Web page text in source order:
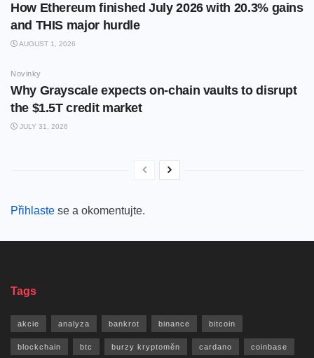
How Ethereum finished July 2026 with 20.3% gains
and THIS major hurdle
AUGUST 1, 2026
Novinky
Why Grayscale expects on-chain vaults to disrupt
the $1.5T credit market
JULY 31, 2026
Přihlaste se a okomentujte.
Tags
akcie analyza bankrot binance bitcoin
blockchain btc burzy kryptoměn cardano coinbase